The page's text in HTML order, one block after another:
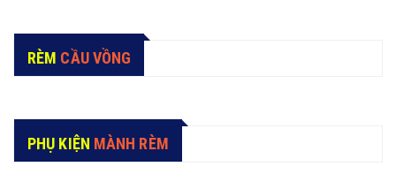
RÈM CẦU VỒNG
PHỤ KIỆN MÀNH RÈM